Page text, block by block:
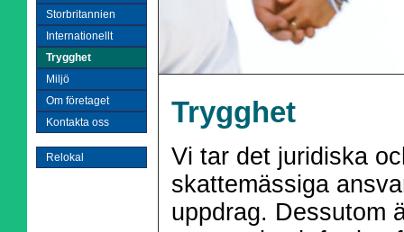
Storbritannien
Internationellt
Trygghet
Miljö
Om företaget
Kontakta oss
Relokal
Trygghet
Vi tar det juridiska
skattemässiga
uppdrag. Dessutom